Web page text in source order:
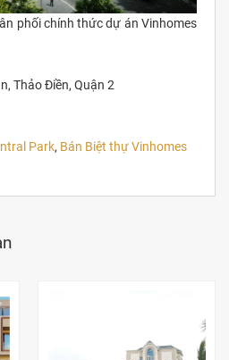
phối chính thức dự án Vinhomes
Thảo Điền, Quận 2
Park, Bán Biệt thựVinhomes